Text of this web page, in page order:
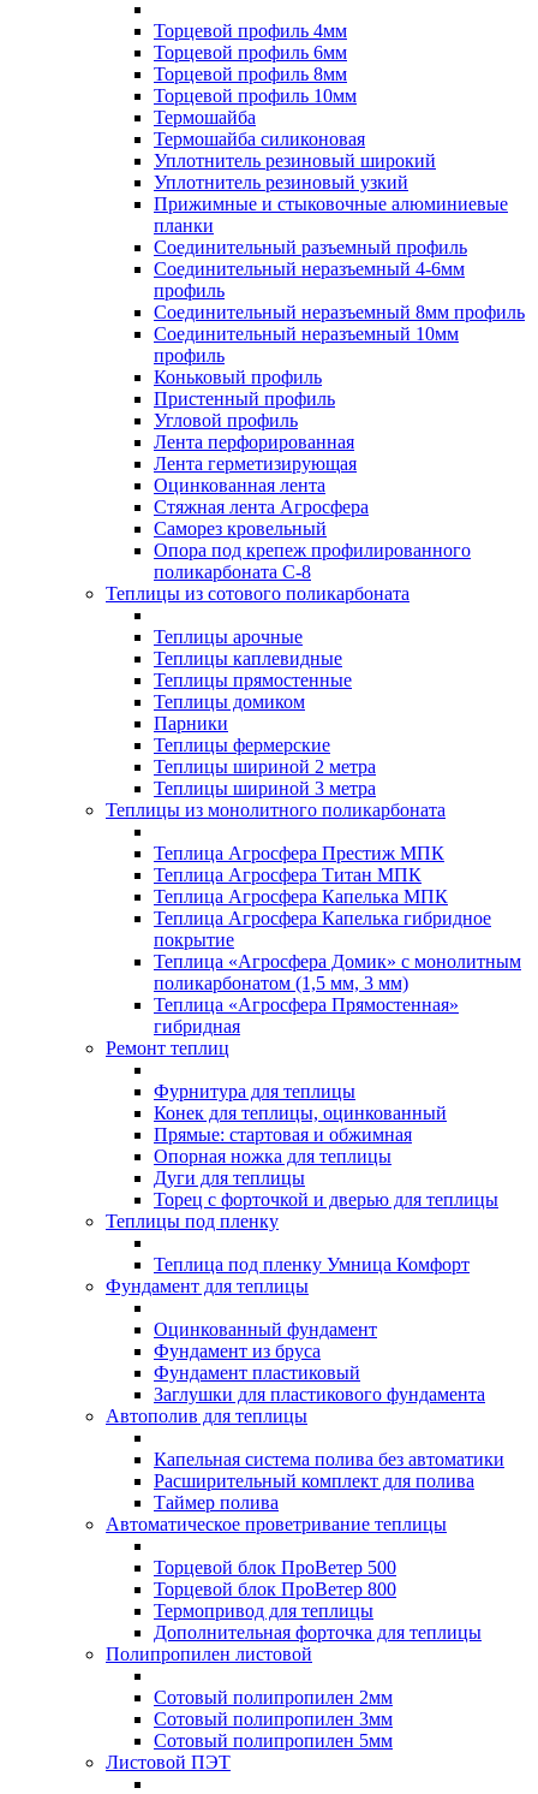
Торцевой профиль 4мм
Торцевой профиль 6мм
Торцевой профиль 8мм
Торцевой профиль 10мм
Термошайба
Термошайба силиконовая
Уплотнитель резиновый широкий
Уплотнитель резиновый узкий
Прижимные и стыковочные алюминиевые
планки
Соединительный разъемный профиль
Соединительный неразъемный 4-6мм
профиль
Соединительный неразъемный 8мм профиль
Соединительный неразъемный 10мм
профиль
Коньковый профиль
Пристенный профиль
Угловой профиль
Лента перфорированная
Лента герметизирующая
Оцинкованная лента
Стяжная лента Агросфера
Саморез кровельный
Опора под крепеж профилированного
поликарбоната С-8
Теплицы из сотового поликарбоната
Теплицы арочные
Теплицы каплевидные
Теплицы прямостенные
Теплицы домиком
Парники
Теплицы фермерские
Теплицы шириной 2 метра
Теплицы шириной 3 метра
Теплицы из монолитного поликарбоната
Теплица Агросфера Престиж МПК
Теплица Агросфера Титан МПК
Теплица Агросфера Капелька МПК
Теплица Агросфера Капелька гибридное
покрытие
Теплица «Агросфера Домик» с монолитным
поликарбонатом (1,5 мм, 3 мм)
Теплица «Агросфера Прямостенная»
гибридная
Ремонт теплиц
Фурнитура для теплицы
Конек для теплицы, оцинкованный
Прямые: стартовая и обжимная
Опорная ножка для теплицы
Дуги для теплицы
Торец с форточкой и дверью для теплицы
Теплицы под пленку
Теплица под пленку Умница Комфорт
Фундамент для теплицы
Оцинкованный фундамент
Фундамент из бруса
Фундамент пластиковый
Заглушки для пластикового фундамента
Автополив для теплицы
Капельная система полива без автоматики
Расширительный комплект для полива
Таймер полива
Автоматическое проветривание теплицы
Торцевой блок ПроВетер 500
Торцевой блок ПроВетер 800
Термопривод для теплицы
Дополнительная форточка для теплицы
Полипропилен листовой
Сотовый полипропилен 2мм
Сотовый полипропилен 3мм
Сотовый полипропилен 5мм
Листовой ПЭТ